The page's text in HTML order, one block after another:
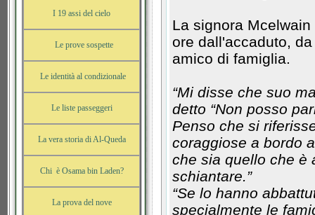
I 19 assi del cielo
Le prove sospette
Le identità al condizionale
Le liste passeggeri
La vera storia di Al-Queda
Chi è Osama bin Laden?
La prova del nove
La signora
ore dall'accaduto,
amico di famiglia.
“Mi disse che suo
detto “Non posso
Penso che si
coraggiose a bordo
che sia quello che è
schiantare.”
“Se lo hanno
specialmente le